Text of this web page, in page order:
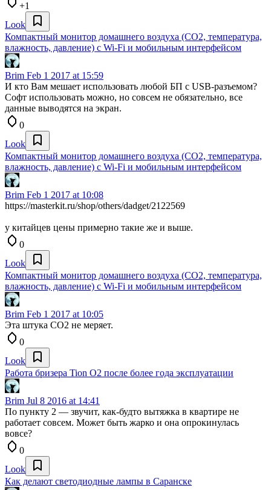
+1
Look
Компактный монитор домашнего воздуха (CO2, температура,
влажность, давление) с Wi-Fi и мобильным интерфейсом
Brim Feb 1 2017 at 15:59
И кто Вам мешает использовать любой БП с USB-разъемом?
Софт использовать можно, но совсем не обязательно, все
данные выводятся на экран.
0
Look
Компактный монитор домашнего воздуха (CO2, температура,
влажность, давление) с Wi-Fi и мобильным интерфейсом
Brim Feb 1 2017 at 10:08
https://masterkit.ru/shop/others/dadget/2122569
у китайцев цены примерно такие же и выше.
0
Look
Компактный монитор домашнего воздуха (CO2, температура,
влажность, давление) с Wi-Fi и мобильным интерфейсом
Brim Feb 1 2017 at 10:05
Эта штука CO2 не меряет.
0
Look
Работа бризера Tion O2 после более года эксплуатации
Brim Jul 8 2016 at 14:41
По пункту 2 — звучит, как-будто вытяжка в квартире не
работает совсем. Может быть жарко и она опрокинулась
вовсе?
0
Look
Как делают светодиодные лампы в Саранске